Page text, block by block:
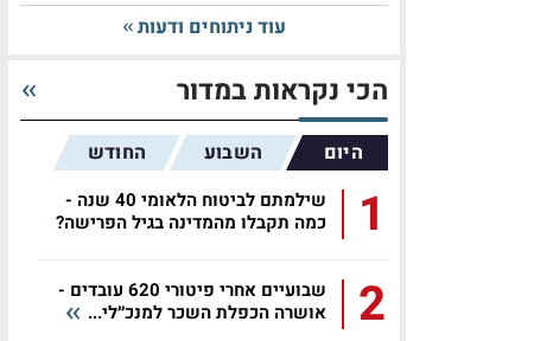
עוד ניתוחים ודעות
הכי נקראות במדור
היום השבוע החודש
1
שילמתם לביטוח הלאומי 40 שנה -
כמה תקבלו מהמדינה בגיל הפרישה?
2
שבועיים אחרי פיטורי 620 עובדים -
אושרה הכפלת השכר למנכ״לי...